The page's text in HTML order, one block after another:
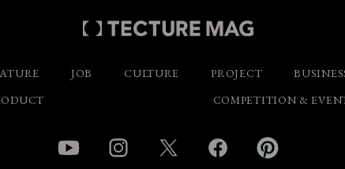
JOB CULTURE PROJECT
COMPETITION &
YouTube Instagram Twitter Facebook